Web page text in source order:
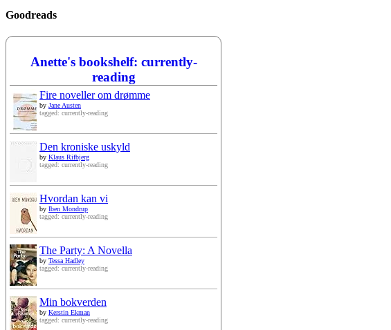
Goodreads
Anette's bookshelf: currently-
reading
Fire noveller om drømme
by Jane Austen
tagged: currently-reading
Den kroniske uskyld
by Klaus Rifbjerg
tagged: currently-reading
Hvordan kan vi
by Iben Mondrup
tagged: currently-reading
The Party: A Novella
by Tessa Hadley
tagged: currently-reading
Min bokverden
by Kerstin Ekman
tagged: currently-reading